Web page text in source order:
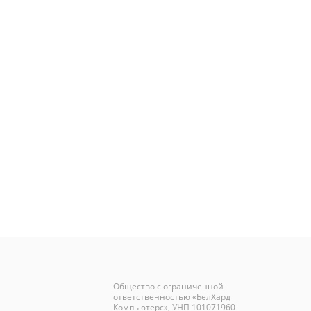
Общество с ограниченной
ответственностью «БелХард
Компьютерс», УНП 101071960